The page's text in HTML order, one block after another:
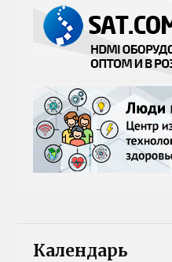
Календарь